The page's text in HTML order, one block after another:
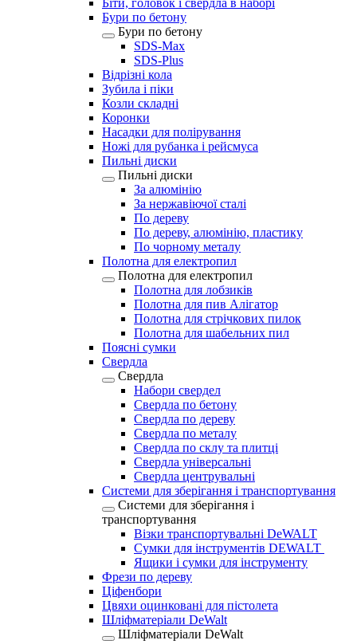
Біти, головок і свердла в наборі
Бури по бетону
Бури по бетону
SDS-Max
SDS-Plus
Відрізні кола
Зубила і піки
Козли складні
Коронки
Насадки для полірування
Ножі для рубанка і рейсмуса
Пильні диски
Пильні диски
За алюмінію
За нержавіючої сталі
По дереву
По дереву, алюмінію, пластику
По чорному металу
Полотна для електропил
Полотна для електропил
Полотна для лобзиків
Полотна для пив Алігатор
Полотна для стрічкових пилок
Полотна для шабельних пил
Поясні сумки
Свердла
Свердла
Набори свердел
Свердла по бетону
Свердла по дереву
Свердла по металу
Свердла по склу та плитці
Свердла універсальні
Свердла центрувальні
Системи для зберігання і транспортування
Системи для зберігання і
транспортування
Візки транспортувальні DeWALT
Сумки для інструментів DEWALT
Ящики і сумки для інструменту
Фрези по дереву
Ціфенбори
Цвяхи оцинковані для пістолета
Шліфматеріали DeWalt
Шліфматеріали DeWalt